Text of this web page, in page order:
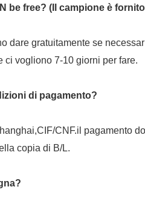
be free? (Il campione è
dare gratuitamente se
ci vogliono 7-10 giorni per fare.
di pagamento?
CNF.il pagamento
copia di B/L.